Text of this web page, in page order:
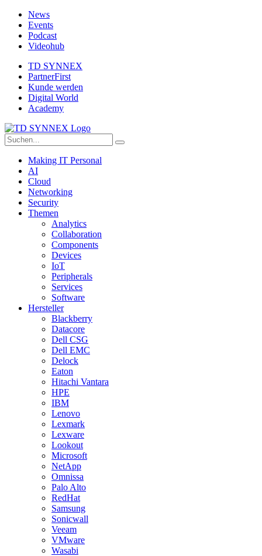
News
Events
Podcast
Videohub
TD SYNNEX
PartnerFirst
Kunde werden
Digital World
Academy
Making IT Personal
AI
Cloud
Networking
Security
Themen
Analytics
Collaboration
Components
Devices
IoT
Peripherals
Services
Software
Hersteller
Blackberry
Datacore
Dell CSG
Dell EMC
Delock
Eaton
Hitachi Vantara
HPE
IBM
Lenovo
Lexmark
Lexware
Lookout
Microsoft
NetApp
Omnissa
Palo Alto
RedHat
Samsung
Sonicwall
Veeam
VMware
Wasabi